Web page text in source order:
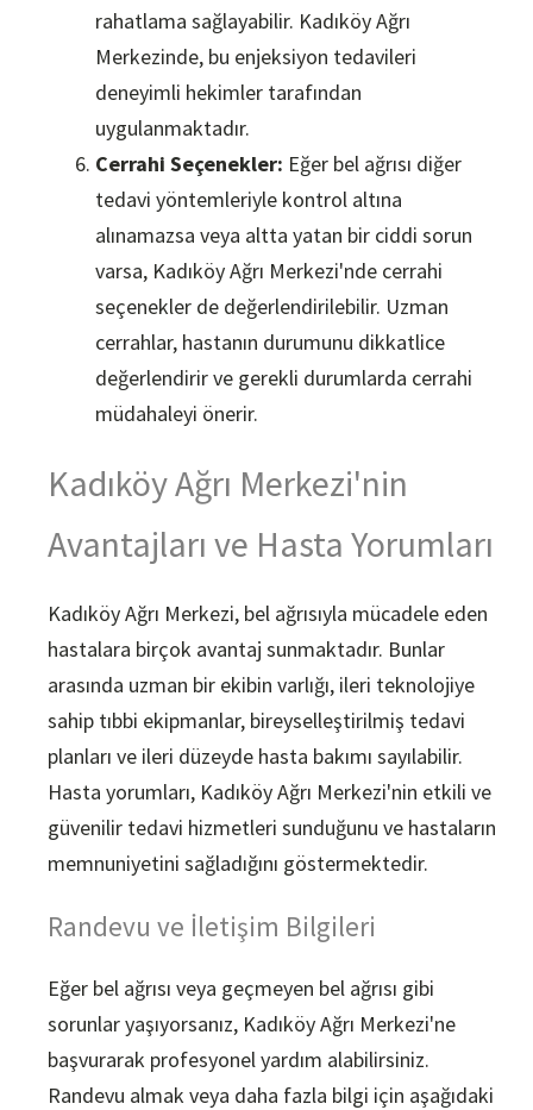
rahatlama sağlayabilir. Kadıköy Ağrı
Merkezinde, bu enjeksiyon tedavileri
deneyimli hekimler tarafından
uygulanmaktadır.
Cerrahi Seçenekler: Eğer bel ağrısı diğer
tedavi yöntemleriyle kontrol altına
alınamazsa veya altta yatan bir ciddi sorun
varsa, Kadıköy Ağrı Merkezi'nde cerrahi
seçenekler de değerlendirilebilir. Uzman
cerrahlar, hastanın durumunu dikkatlice
değerlendirir ve gerekli durumlarda cerrahi
müdahaleyi önerir.
Kadıköy Ağrı Merkezi'nin
Avantajları ve Hasta Yorumları
Kadıköy Ağrı Merkezi, bel ağrısıyla mücadele eden
hastalara birçok avantaj sunmaktadır. Bunlar
arasında uzman bir ekibin varlığı, ileri teknolojiye
sahip tıbbi ekipmanlar, bireyselleştirilmiş tedavi
planları ve ileri düzeyde hasta bakımı sayılabilir.
Hasta yorumları, Kadıköy Ağrı Merkezi'nin etkili ve
güvenilir tedavi hizmetleri sunduğunu ve hastaların
memnuniyetini sağladığını göstermektedir.
Randevu ve İletişim Bilgileri
Eğer bel ağrısı veya geçmeyen bel ağrısı gibi
sorunlar yaşıyorsanız, Kadıköy Ağrı Merkezi'ne
başvurarak profesyonel yardım alabilirsiniz.
Randevu almak veya daha fazla bilgi için aşağıdaki